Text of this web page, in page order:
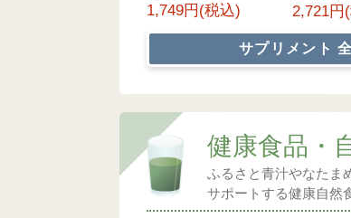
1,749円(税込) 2,721円
サプリメント
健康食品・
ふるさと青汁やなたま
サポートする健康自然